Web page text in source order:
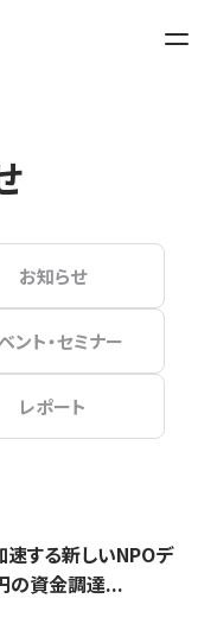
お知らせ
ント・セミナー
レポート
速する新しいNPOデ
の資金調達...